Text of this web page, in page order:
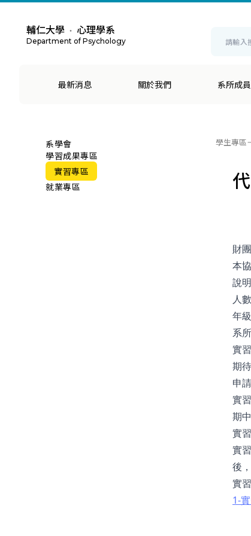
輔仁大學 ・ 心理學系
Department of Psychology
最新消息 關於我們 系所成員
系學會
學習成果專區
實習專區
就業專區
學生專區
財
本
說
人
年
系
實
期
申
實
期
實
實
後
實
1-